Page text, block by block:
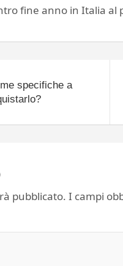
fine anno in Italia al
specifiche a
pubblicato. I campi